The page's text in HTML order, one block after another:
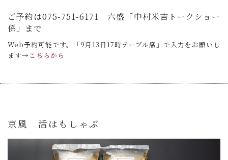
ご予約は075-751-6171 六盛「中村米吉 トークショー
係」まで
Web予約可能です。「9月13日17時テーブル席」で入力をお願いし
ます→ こちらから
京風 活はもしゃぶ